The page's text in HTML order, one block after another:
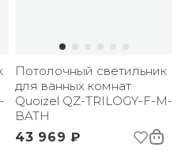
Потолочный светильник
для ванных комнат
Quoizel QZ-TRILOGY-F-M-
BATH
43 969 ₽